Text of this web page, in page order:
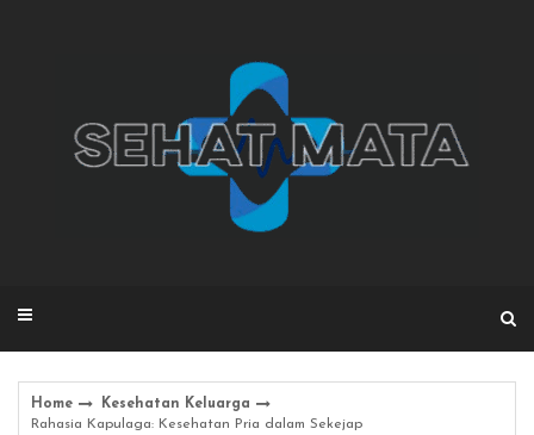
Home
Kesehatan Keluarga
Rahasia Kapulaga: Kesehatan Pria dalam Sekejap